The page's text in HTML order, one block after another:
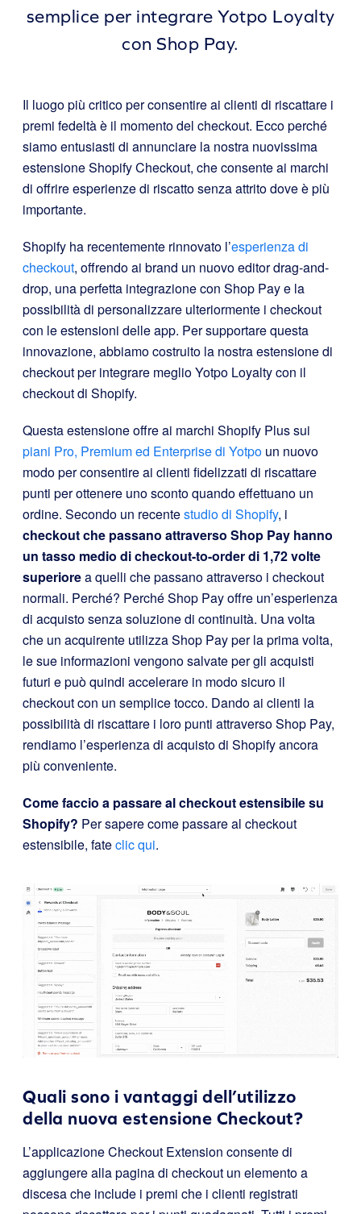
semplice per integrare Yotpo Loyalty
con Shop Pay.
Il luogo più critico per consentire ai clienti di riscattare i
premi fedeltà è il momento del checkout. Ecco perché
siamo entusiasti di annunciare la nostra nuovissima
estensione Shopify Checkout, che consente ai marchi
di offrire esperienze di riscatto senza attrito dove è più
importante.
Shopify ha recentemente rinnovato l’esperienza di
checkout, offrendo ai brand un nuovo editor drag-and-
drop, una perfetta integrazione con Shop Pay e la
possibilità di personalizzare ulteriormente i checkout
con le estensioni delle app. Per supportare questa
innovazione, abbiamo costruito la nostra estensione di
checkout per integrare meglio Yotpo Loyalty con il
checkout di Shopify.
Questa estensione offre ai marchi Shopify Plus sui
piani Pro, Premiumed Enterprise di Yotpo un nuovo
modo per consentire ai clienti fidelizzati di riscattare
punti per ottenere uno sconto quando effettuano un
ordine. Secondo un recentestudio di Shopify, i
checkout che passano attraverso Shop Pay hanno
un tasso medio di checkout-to-order di 1,72 volte
superiorea quelli che passano attraverso i checkout
normali. Perché? Perché Shop Pay offre un’esperienza
di acquisto senza soluzione di continuità. Una volta
che un acquirente utilizza Shop Pay per la prima volta,
le sue informazioni vengono salvate per gli acquisti
futuri e può quindi accelerare in modo sicuro il
checkout con un semplice tocco. Dando ai clienti la
possibilità di riscattare i loro punti attraverso Shop Pay,
rendiamo l’esperienza di acquisto di Shopify ancora
più conveniente.
Come faccio a passare al checkout estensibile su
Shopify? Per sapere come passare al checkout
estensibile, fateclic qui.
Quali sono i vantaggi dell’utilizzo
della nuova estensione Checkout?
L’applicazione Checkout Extension consente di
aggiungere alla pagina di checkout un elemento a
discesa che include i premi che i clienti registrati